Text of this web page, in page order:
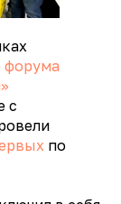
форума
с
по